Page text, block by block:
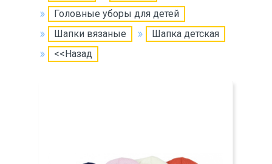
Головные уборы для детей
Шапки вязаные
Шапка детская
<<Назад